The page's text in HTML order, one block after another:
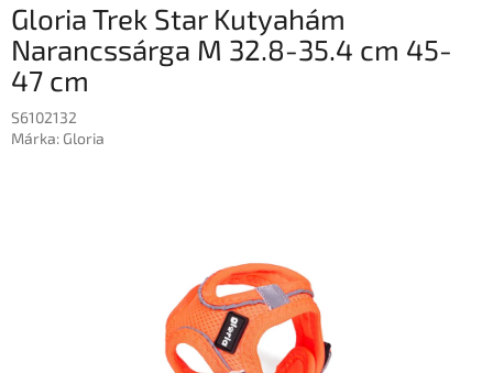
Gloria Trek Star Kutyahám
Narancssárga M 32.8-35.4 cm 45-
47 cm
S6102132
Márka: Gloria